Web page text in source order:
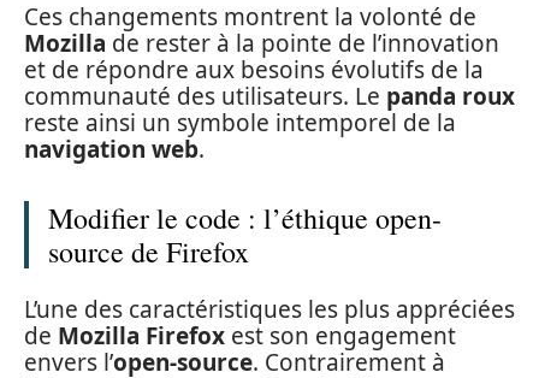
Ces changements montrent la volonté de
Mozilla de rester à la pointe de l’innovation
et de répondre aux besoins évolutifs de la
communauté des utilisateurs. Le panda roux
reste ainsi un symbole intemporel de la
navigation web.
Modifier le code : l’éthique open-
source de Firefox
L’une des caractéristiques les plus appréciées
de Mozilla Firefox est son engagement
envers l’open-source. Contrairement à